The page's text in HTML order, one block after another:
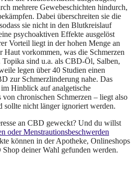
mehrere Gewebeschichten hindurch,
Dabei überschreiten sie die
sie nicht in den Blutkreislauf
psychoaktiven Effekte ausgelöst
Vorteil liegt in der hohen Menge an
Haut vorkommen, was die Schmerzen
Topika sind u.a. als CBD-Öl, Salben,
legen über 40 Studien einen
zur Schmerzlinderung nahe. Das
Hinblick auf analgetische
von chronischen Schmerzen – liegt also
sollte nicht länger ignoriert werden.
an CBD geweckt? Und du willst
oder Menstrautionsbeschwerden
können in der Apotheke, Onlineshops
deiner Wahl gefunden werden.